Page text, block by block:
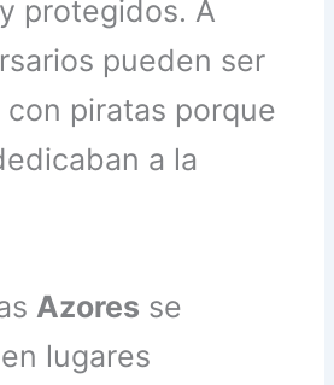
protegidos. A
pueden ser
piratas porque
a la
Azores se
lugares